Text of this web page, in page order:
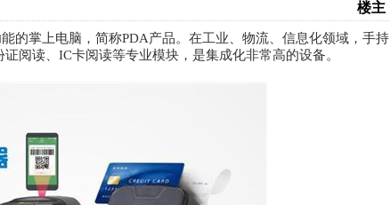
楼主
的掌上电脑，简称PDA产品。在工业、物流、信息化领域，手持
阅读、IC卡阅读等专业模块，是集成化非常高的设备。